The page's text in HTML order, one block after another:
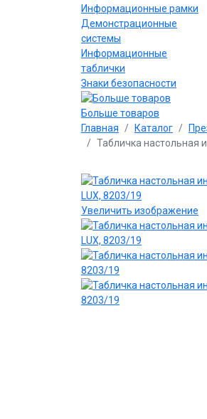
Информационные рамки
Демонстрационные
системы
Информационные
таблички
Знаки безопасности
Больше товаров
Главная Каталог
Табличка настольная
Увеличить изображение